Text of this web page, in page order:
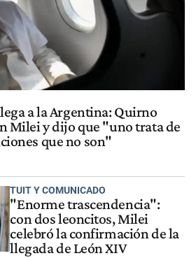
a la Argentina: Quirno
Milei y dijo que "uno trata de
que no son"
TUIT Y COMUNICADO
"Enorme trascendencia":
con dos leoncitos, Milei
celebró la confirmación de la
llegada de León XIV